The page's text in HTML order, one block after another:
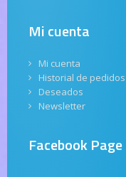
Mi cuenta
Mi cuenta
Historial de pedidos
Deseados
Newsletter
Facebook Page